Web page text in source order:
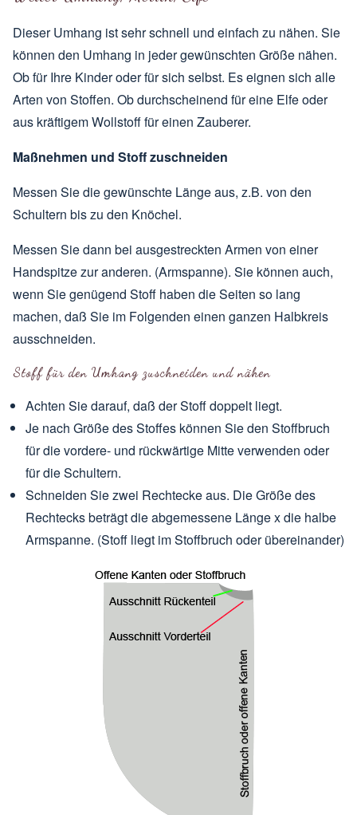
Dieser Umhang ist sehr schnell und einfach zu nähen. Sie
können den Umhang in jeder gewünschten Größe nähen.
Ob für Ihre Kinder oder für sich selbst. Es eignen sich alle
Arten von Stoffen. Ob durchscheinend für eine Elfe oder
aus kräftigem Wollstoff für einen Zauberer.
Maßnehmen und Stoff zuschneiden
Messen Sie die gewünschte Länge aus, z.B. von den
Schultern bis zu den Knöchel.
Messen Sie dann bei ausgestreckten Armen von einer
Handspitze zur anderen. (Armspanne). Sie können auch,
wenn Sie genügend Stoff haben die Seiten so lang
machen, daß Sie im Folgenden einen ganzen Halbkreis
ausschneiden.
Stoff für den Umhang zuschneiden und nähen
Achten Sie darauf, daß der Stoff doppelt liegt.
Je nach Größe des Stoffes können Sie den Stoffbruch
für die vordere- und rückwärtige Mitte verwenden oder
für die Schultern.
Schneiden Sie zwei Rechtecke aus. Die Größe des
Rechtecks beträgt die abgemessene Länge x die halbe
Armspanne. (Stoff liegt im Stoffbruch oder übereinander)